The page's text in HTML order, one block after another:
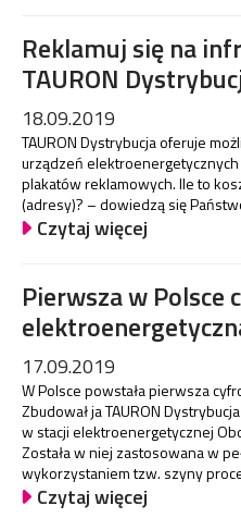
Reklamuj się na
TAURON
18.09.2019
TAURON Dystrybucja oferuje
urządzeń
plakatów reklamowych. Ile to
(adresy)? – dowiedzą się
Czytaj więcej
Pierwsza w Polsce
17.09.2019
W Polsce powstała pierwsza
Zbudował ja TAURON
w stacji elektroenergetycznej
Została w niej zastosowana w
wykorzystaniem tzw. szyny
Czytaj więcej